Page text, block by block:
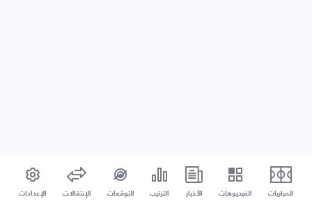
المباريات الفيديوهات الأخبار الترتيب التوقعات الإنتقالات الإعدادات